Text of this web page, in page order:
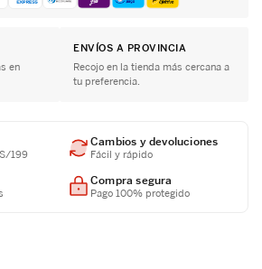
en
ENVÍOS A PROVINCIA
Recojo en la tienda más cercana a
tu preferencia.
199
Cambios y devoluciones
Fácil y rápido
Compra segura
Pago 100% protegido